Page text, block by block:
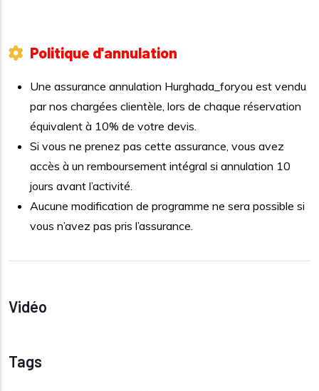
Politique d'annulation
Une assurance annulation Hurghada_foryou est vendu
par nos chargées clientèle, lors de chaque réservation
équivalent à 10% de votre devis.
Si vous ne prenez pas cette assurance, vous avez
accès à un remboursement intégral si annulation 10
jours avant l’activité.
Aucune modification de programme ne sera possible si
vous n’avez pas pris l’assurance.
Vidéo
Tags